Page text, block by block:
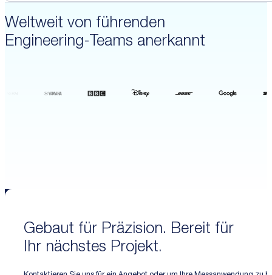
Weltweit von führenden
Engineering-Teams anerkannt
Gebaut für Präzision. Bereit für
Ihr nächstes Projekt.